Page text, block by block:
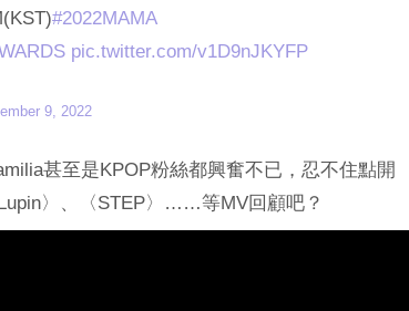
#2022MAMA
pic.twitter.com/v1D9nJKYFP
9, 2022
甚至是KPOP粉絲都興奮不已，忍不住點開
〉、〈STEP〉……等MV回顧吧？